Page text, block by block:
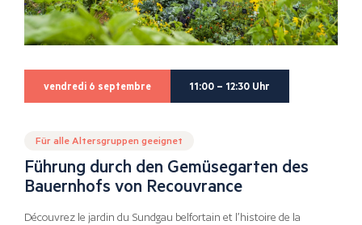
vendredi 6 septembre 11:00 – 12:30 Uhr
Für alle Altersgruppen geeignet
Führung durch den Gemüsegarten des
Bauernhofs von Recouvrance
Découvrez le jardin du Sundgau belfortain et l’histoire de la